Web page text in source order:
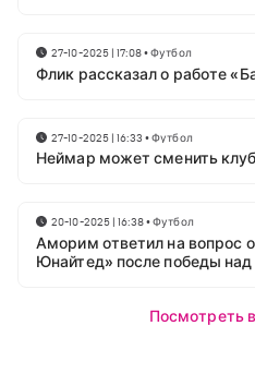
27-10-2025 | 17:08•Футбол
Флик рассказал о работе
27-10-2025 | 16:33 •Футбол
Неймар может сменить
20-10-2025 | 16:38•Футбол
Аморим ответил на вопрос
Юнайтед» после победы
Посмотреть